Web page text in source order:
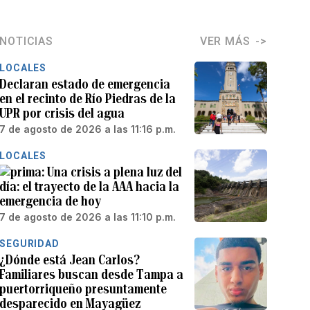
NOTICIAS VER MÁS
LOCALES
Declaran estado de emergencia
en el recinto de Río Piedras de la
UPR por crisis del agua
7 de agosto de 2026 a las 11:16 p.m.
LOCALES
Una crisis a plena luz del
día: el trayecto de la AAA hacia la
emergencia de hoy
7 de agosto de 2026 a las 11:10 p.m.
SEGURIDAD
¿Dónde está Jean Carlos?
Familiares buscan desde Tampa a
puertorriqueño presuntamente
desparecido en Mayagüez